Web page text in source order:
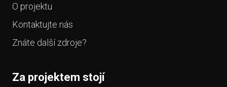
O projektu
Kontaktujte nás
Znáte další zdroje?
Za projektem stojí